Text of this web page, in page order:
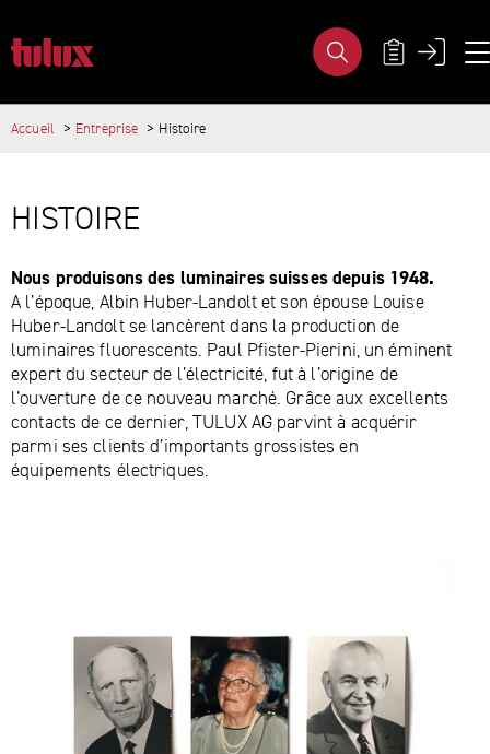
PAGES IMPORTANTES
Contenu
Contact
Méta-navigation
MÉTA-
Accueil Entreprise Histoire
CONTENU PRINCIPAL
HISTOIRE
Nous produisons des luminaires suisses depuis 1948.
A l’époque, Albin Huber-Landolt et son épouse Louise
Huber-Landolt se lancèrent dans la production de
luminaires fluorescents. Paul Pfister-Pierini, un éminent
expert du secteur de l’électricité, fut à l’origine de
l’ouverture de ce nouveau marché. Grâce aux excellents
contacts de ce dernier, TULUX AG parvint à acquérir
parmi ses clients d’importants grossistes en
équipements électriques.